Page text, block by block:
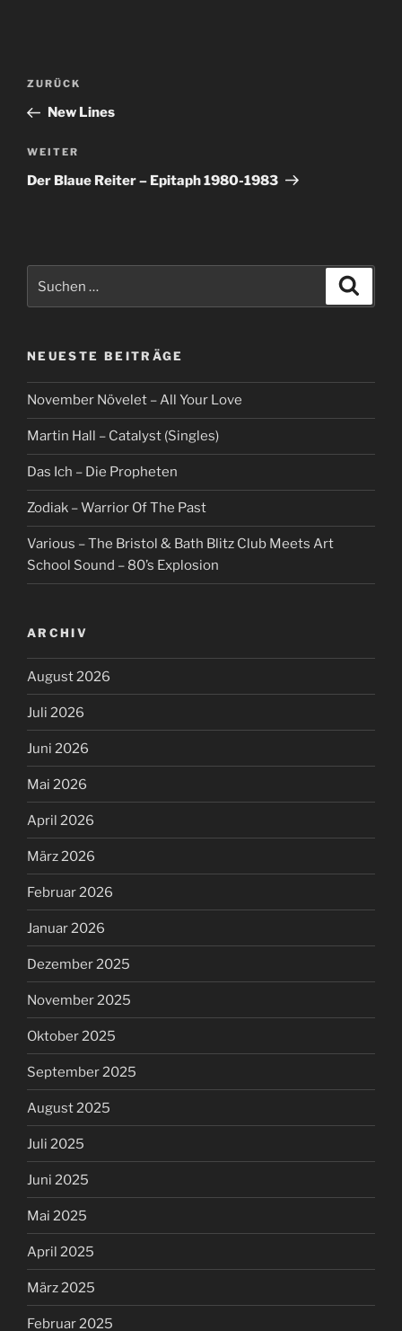
Beitragsnavigation
Vorheriger
Beitrag
ZURÜCK
New Lines
Nächster
Beitrag
WEITER
Der Blaue Reiter – Epitaph 1980-1983
nach:
NEUESTE BEITRÄGE
November Növelet – All Your Love
Martin Hall – Catalyst (Singles)
Das Ich – Die Propheten
Zodiak – Warrior Of The Past
Various – The Bristol & Bath Blitz Club Meets Art
School Sound – 80’s Explosion
ARCHIV
August 2026
Juli 2026
Juni 2026
Mai 2026
April 2026
März 2026
Februar 2026
Januar 2026
Dezember 2025
November 2025
Oktober 2025
September 2025
August 2025
Juli 2025
Juni 2025
Mai 2025
April 2025
März 2025
Februar 2025